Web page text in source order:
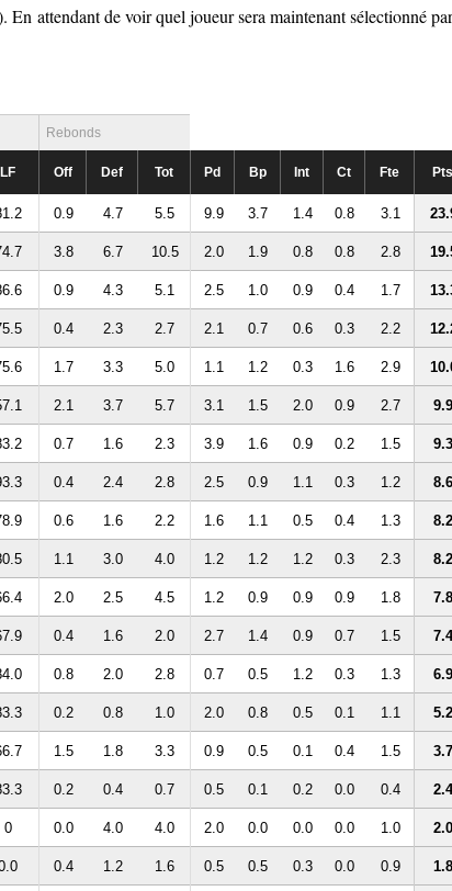
attendant de voir quel joueur sera maintenant sélectionné
Rebonds
LF Off Def Tot Pd Bp Int Ct Fte Pts
0.9 4.7 5.5 9.9 3.7 1.4 0.8 3.1
3.8 6.7 10.5 2.0 1.9 0.8 0.8 2.8
0.9 4.3 5.1 2.5 1.0 0.9 0.4 1.7
0.4 2.3 2.7 2.1 0.7 0.6 0.3 2.2
1.7 3.3 5.0 1.1 1.2 0.3 1.6 2.9
2.1 3.7 5.7 3.1 1.5 2.0 0.9 2.7 9.9
0.7 1.6 2.3 3.9 1.6 0.9 0.2 1.5 9.3
0.4 2.4 2.8 2.5 0.9 1.1 0.3 1.2 8.6
0.6 1.6 2.2 1.6 1.1 0.5 0.4 1.3 8.2
1.1 3.0 4.0 1.2 1.2 1.2 0.3 2.3 8.2
2.0 2.5 4.5 1.2 0.9 0.9 0.9 1.8 7.8
0.4 1.6 2.0 2.7 1.4 0.9 0.7 1.5 7.4
0.8 2.0 2.8 0.7 0.5 1.2 0.3 1.3 6.9
0.2 0.8 1.0 2.0 0.8 0.5 0.1 1.1 5.2
1.5 1.8 3.3 0.9 0.5 0.1 0.4 1.5 3.7
0.2 0.4 0.7 0.5 0.1 0.2 0.0 0.4 2.4
0 0.0 4.0 4.0 2.0 0.0 0.0 0.0 1.0 2.0
0.4 1.2 1.6 0.5 0.5 0.3 0.0 0.9 1.8